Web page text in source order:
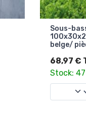
Sous-
belge/
68,97 €
Stock: 47